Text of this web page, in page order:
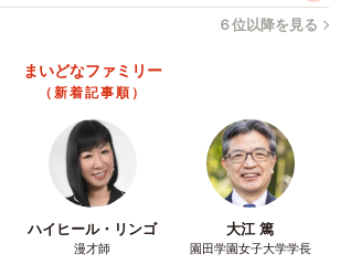
６位以降を見る
まいどなファミリー
（新着記事順）
ハイヒール・リンゴ
漫才師
大江 篤
園田学園女子大学学長